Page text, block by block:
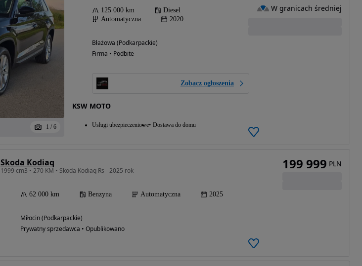
1 / 6
125 000 km
Diesel
Automatyczna
2020
Błażowa (Podkarpackie)
Firma • Podbite
Zobacz ogłoszenia
KSW MOTO
Usługi ubezpieczeniowe Dostawa do domu
W granicach średniej
Skoda Kodiaq
1999 cm3 • 270 KM • Skoda Kodiaq Rs - 2025 rok
62 000 km Benzyna Automatyczna 2025
Miłocin (Podkarpackie)
Prywatny sprzedawca • Opublikowano
199 999 PLN